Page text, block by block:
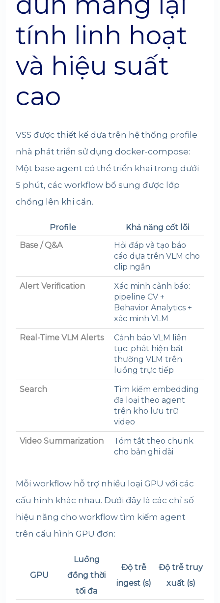
tính linh hoạt
và hiệu suất
cao
VSS được thiết kế dựa trên hệ thống profile
nhà phát triển sử dụng docker-compose:
Một base agent có thể triển khai trong dưới
5 phút, các workflow bổ sung được lớp
chồng lên khi cần.
Profile
Khả năng cốt lõi
Base / Q&A
Hỏi đáp và tạo báo
cáo dựa trên VLM cho
clip ngắn
Alert Verification
Xác minh cảnh báo:
pipeline CV +
Behavior Analytics +
xác minh VLM
Real-Time VLM Alerts
Cảnh báo VLM liên
tục: phát hiện bất
thường VLM trên
luồng trực tiếp
Search
Tìm kiếm embedding
đa loại theo agent
trên kho lưu trữ
video
Video Summarization
Tóm tắt theo chunk
cho bản ghi dài
Mỗi workflow hỗ trợ nhiều loại GPU với các
cấu hình khác nhau. Dưới đây là các chỉ số
hiệu năng cho workflow tìm kiếm agent
trên cấu hình GPU đơn:
GPU
Luồng
đồng thời
tối đa
Độ trễ
ingest (s)
Độ trễ truy
xuất (s)